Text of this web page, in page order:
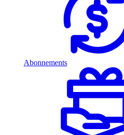
Abonnements